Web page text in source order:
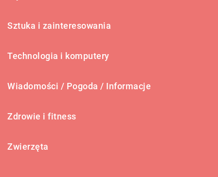
Sztuka i zainteresowania
Technologia i komputery
Wiadomości / Pogoda / Informacje
Zdrowie i fitness
Zwierzęta